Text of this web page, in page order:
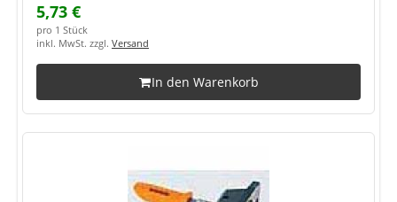
5,73 €
pro 1 Stück
inkl. MwSt. zzgl. Versand
In den Warenkorb